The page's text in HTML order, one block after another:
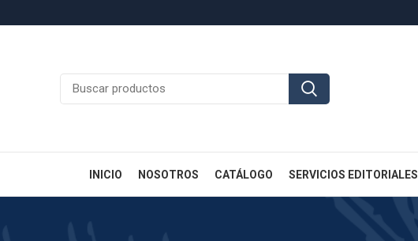
INICIO NOSOTROS CATÁLOGO SERVICIOS EDITORIALES